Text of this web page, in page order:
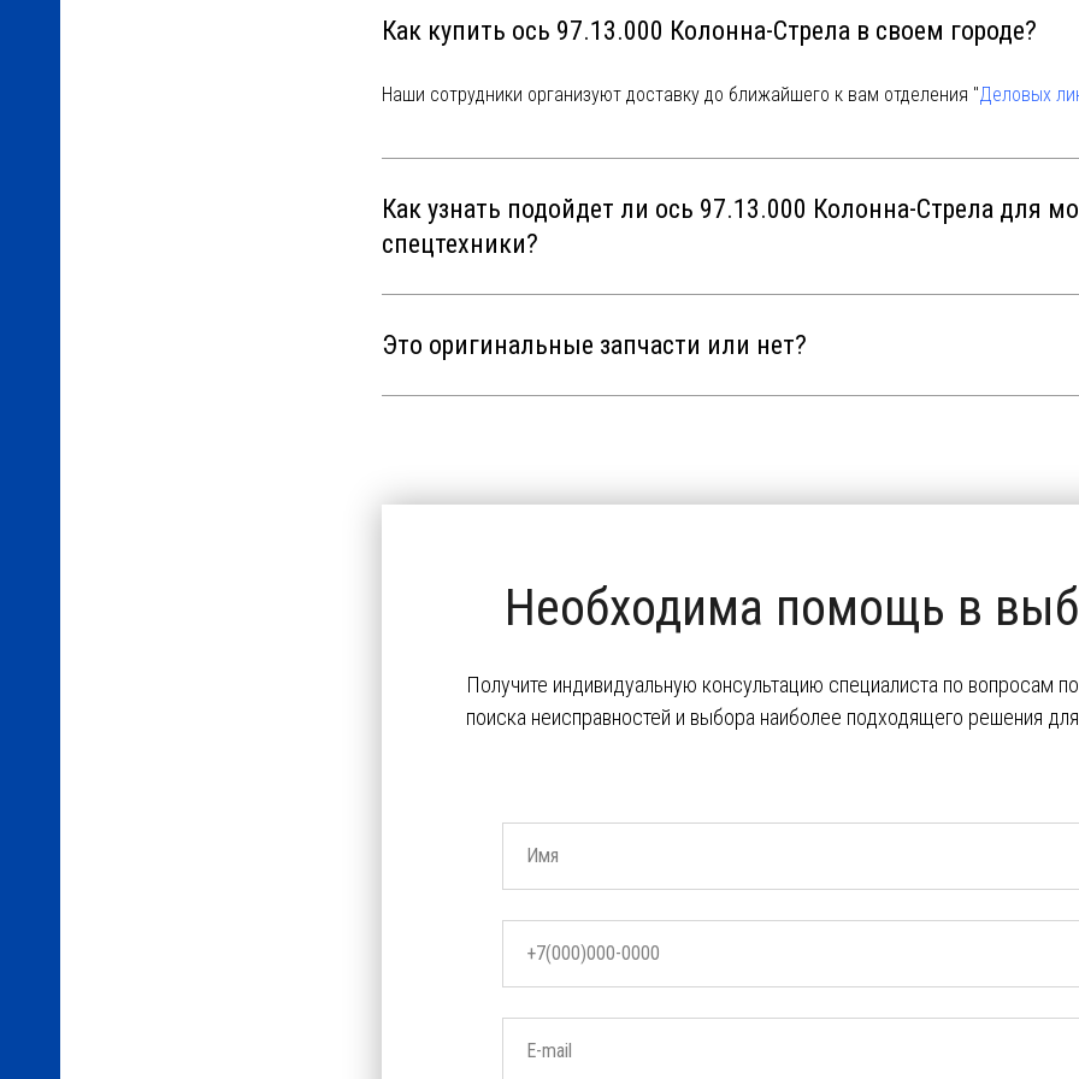
Как купить ось 97.13.000 Колонна-Стрела в своем городе?
Наши сотрудники организуют доставку до ближайшего к вам отделения "Деловых
Как узнать подойдет ли ось 97.13.000 Колонна-Стрела для
спецтехники?
Это оригинальные запчасти или нет?
Необходима помощь в
Получите индивидуальную консультацию специалиста по вопросам
поиска неисправностей и выбора наиболее подходящего решения
Имя
+7(000)000-0000
E-mail